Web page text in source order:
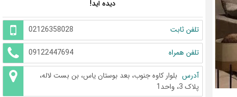
دیده اید!
تلفن ثابت 02126358028
تلفن همراه 09122447694
آدرس بلوار کاوه جنوب، بعد بوستان یاس، بن بست لاله،
پلاک 3، واحد1